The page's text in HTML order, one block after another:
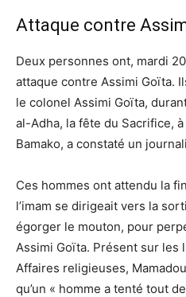
Attaque contre
Deux personnes ont, mardi
attaque contre Assimi Goïta.
le colonel Assimi Goïta,
al-Adha, la fête du Sacrifice,
Bamako, a constaté un
Ces hommes ont attendu la
l’imam se dirigeait vers la
égorger le mouton, pour
Assimi Goïta. Présent sur les
Affaires religieuses,
qu’un « homme a tenté tout